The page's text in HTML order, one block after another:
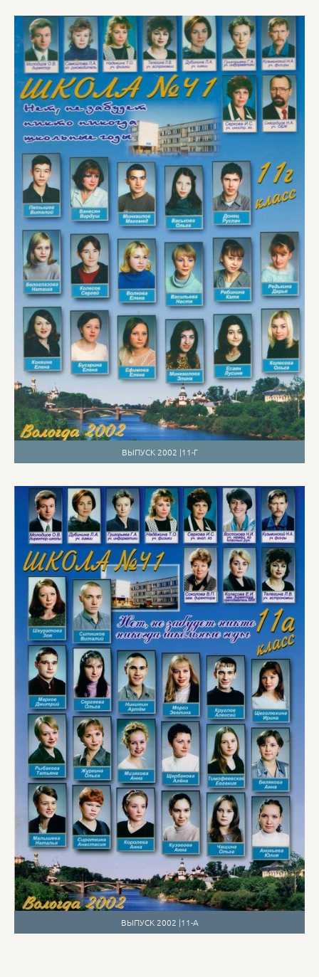
ВЫПУСК 2002 |11-Г
ВЫПУСК 2002 |11-А